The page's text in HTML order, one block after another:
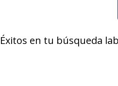
Éxitos en tu búsqueda